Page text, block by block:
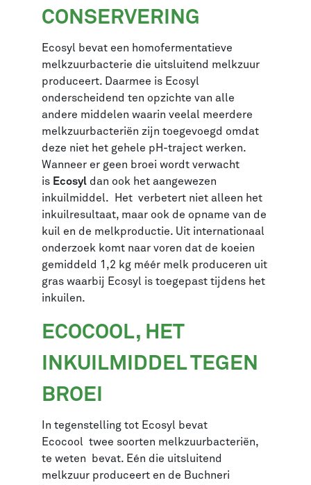
CONSERVERING
Ecosyl bevat een homofermentatieve
melkzuurbacterie die uitsluitend melkzuur
produceert. Daarmee is Ecosyl
onderscheidend ten opzichte van alle
andere middelen waarin veelal meerdere
melkzuurbacteriën zijn toegevoegd omdat
deze niet het gehele pH-traject werken.
Wanneer er geen broei wordt verwacht
is Ecosyl dan ook het aangewezen
inkuilmiddel. Het verbetert niet alleen het
inkuilresultaat, maar ook de opname van de
kuil en de melkproductie. Uit internationaal
onderzoek komt naar voren dat de koeien
gemiddeld 1,2 kg méér melk produceren uit
gras waarbij Ecosyl is toegepast tijdens het
inkuilen.
ECOCOOL, HET
INKUILMIDDEL TEGEN
BROEI
In tegenstelling tot Ecosyl bevat
Ecocool twee soorten melkzuurbacteriën,
te weten bevat. Eén die uitsluitend
melkzuur produceert en de Buchneri